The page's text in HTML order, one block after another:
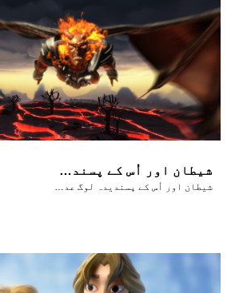
شیطان اور اُس کے پسندیدہ لوگ عدن میں آدم اور حوّا کے زوال پر خوشی مناتے ہیں
شیطان اور اُس کے پسندیدہ لوگ عدن میں آدم اور حوّا کے زوال پر خوشی مناتے ہیں